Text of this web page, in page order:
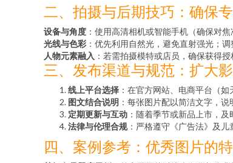
二、拍摄与后期技巧：确保
设备与角度 ：使用高清相机或智能手机（确保对
光线与色彩 ：优先利用自然光，避免直射强光；
人物元素融入 ：若需拍摄模特或店员，确保获得
三、发布渠道与规范：扩大
线上平台选择 ：在官方网站、电商平台（
图文结合说明 ：每张图片配以简洁文字，
定期更新与互动 ：随着季节或新品上市，
法律与伦理合规：严格遵守《广告法》及儿
四、案例参考：优秀图片的